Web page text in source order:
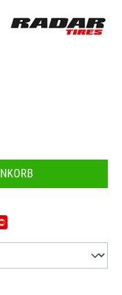
ein oder